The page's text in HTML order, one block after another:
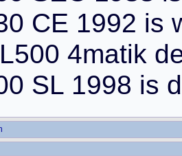
0 CE 1992 is
L500 4matik d
0 SL 1998 is d